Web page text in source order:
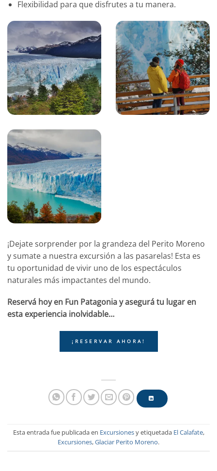
Flexibilidad para que disfrutes a tu manera.
¡Dejate sorprender por la grandeza del Perito Moreno
y sumate a nuestra excursión a las pasarelas! Esta es
tu oportunidad de vivir uno de los espectáculos
naturales más impactantes del mundo.
Reservá hoy en Fun Patagonia y asegurá tu lugar en
esta experiencia inolvidable…
¡RESERVAR AHORA!
Esta entrada fue publicada en Excursionesy etiquetada El Calafate,
Excursiones,Glaciar Perito Moreno.